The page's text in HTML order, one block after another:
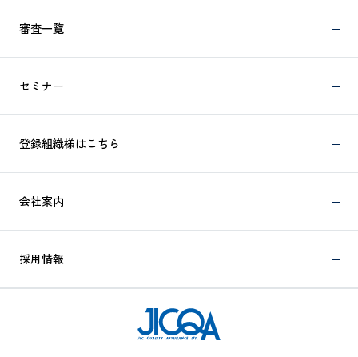
審査一覧
セミナー
登録組織様はこちら
会社案内
採用情報